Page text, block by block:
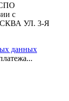
с
УЛ. 3-Я
данных